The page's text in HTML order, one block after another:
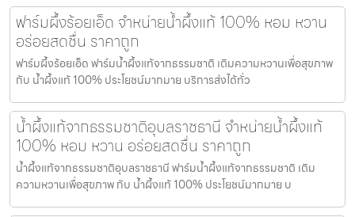
ฟาร์มผึ้งร้อยเอ็ด จำหน่ายน้ำผึ้งแท้ 100% หอม หวาน
อร่อยสดชื่น ราคาถูก
ฟาร์มผึ้งร้อยเอ็ด ฟาร์มน้ำผึ้งแท้จากธรรมชาติ เติมความหวานเพื่อสุขภาพ
กับ น้ำผึ้งแท้ 100% ประโยชน์มากมาย บริการส่งได้ทั่ว
น้ำผึ้งแท้จากธรรมชาติอุบลราชธานี จำหน่ายน้ำผึ้งแท้
100% หอม หวาน อร่อยสดชื่น ราคาถูก
น้ำผึ้งแท้จากธรรมชาติอุบลราชธานี ฟาร์มน้ำผึ้งแท้จากธรรมชาติ เติม
ความหวานเพื่อสุขภาพ กับ น้ำผึ้งแท้ 100% ประโยชน์มากมาย บ